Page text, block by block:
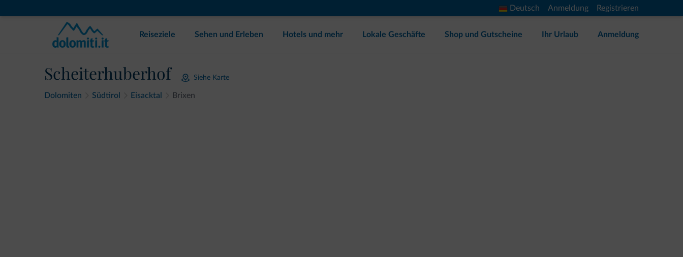
Deutsch Anmeldung Registrieren
Reiseziele Sehen und Erleben Hotels und mehr Lokale Geschäfte Shop und Gutscheine Ihr Urlaub Anmeldung
Scheiterhuberhof Siehe Karte
Dolomiten Südtirol Eisacktal Brixen